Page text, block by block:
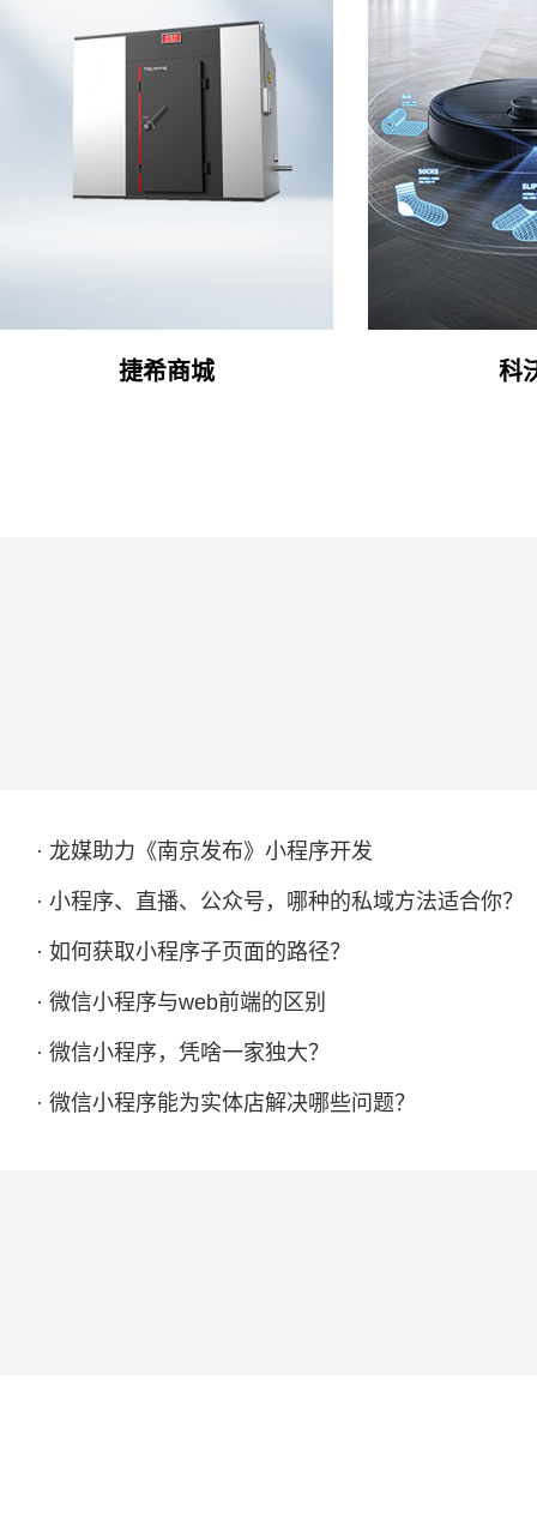
捷希商城 科
· 龙媒助力《南京发布》小程序开发
· 小程序、直播、公众号，哪种的私域方法适合你？
· 如何获取小程序子页面的路径？
· 微信小程序与web前端的区别
· 微信小程序，凭啥一家独大？
· 微信小程序能为实体店解决哪些问题？